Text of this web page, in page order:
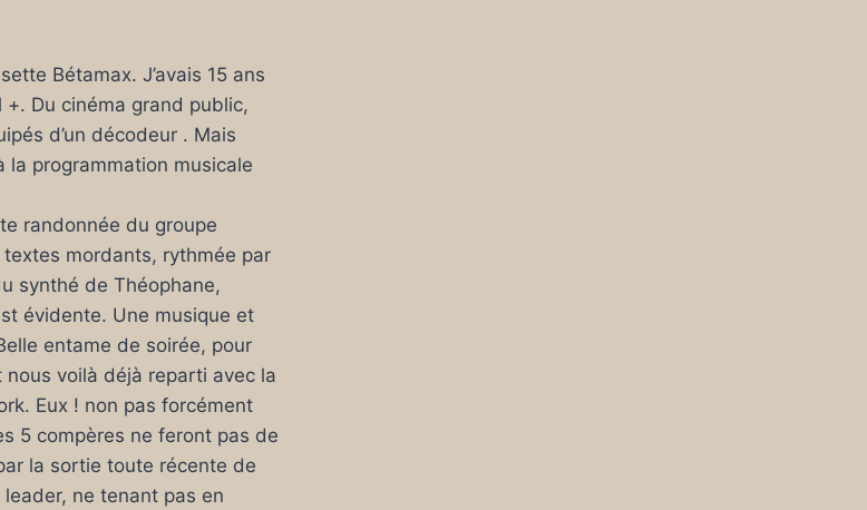
Bétamax. J’avais 15 ans
+. Du cinéma grand public,
d’un décodeur . Mais
la programmation musicale
randonnée du groupe
mordants, rythmée par
synthé de Théophane,
évidente. Une musique et
entame de soirée, pour
nous voilà déjà reparti avec la
Eux ! non pas forcément
5 compères ne feront pas de
la sortie toute récente de
ne tenant pas en